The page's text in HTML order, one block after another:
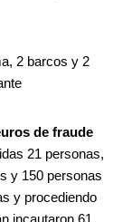
2 barcos y 2
de fraude
21 personas,
y 150 personas
y procediendo
incautaron 61